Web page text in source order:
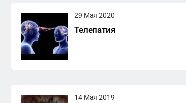
29 Мая 2020
Телепатия
14 Мая 2019